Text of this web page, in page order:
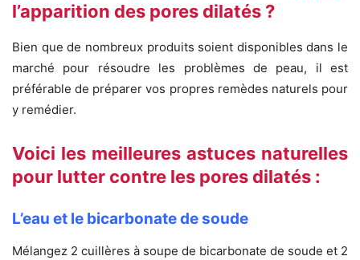
l’apparition des pores dilatés ?
Bien que de nombreux produits soient disponibles dans le
marché pour résoudre les problèmes de peau, il est
préférable de préparer vos propres remèdes naturels pour
y remédier.
Voici les meilleures astuces naturelles
pour lutter contre les pores dilatés :
L’eau et le bicarbonate de soude
Mélangez 2 cuillères à soupe de bicarbonate de soude et 2